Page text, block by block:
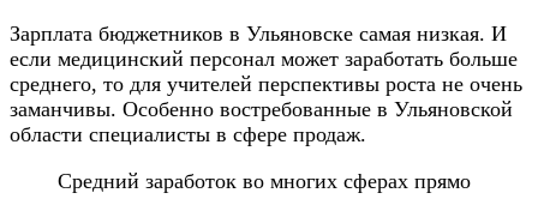
Зарплата бюджетников в Ульяновске самая низкая. И
если медицинский персонал может заработать больше
среднего, то для учителей перспективы роста не очень
заманчивы. Особенно востребованные в Ульяновской
области специалисты в сфере продаж.
Средний заработок во многих сферах прямо